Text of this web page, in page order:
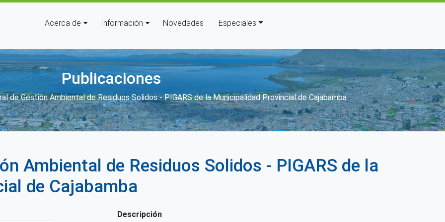
Navegación principal
Acerca de Información Novedades Especiales
Publicaciones
de ayuda a la navegación
de Gestión Ambiental de Residuos Solidos - PIGARS de la Municipalidad Provincial de Cajabamba
Ambiental de Residuos Solidos - PIGARS de la
de Cajabamba
Descripción